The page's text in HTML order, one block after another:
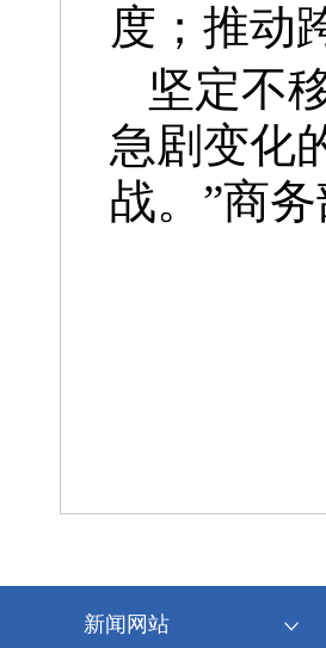
度；推动
坚定不
急剧变化
战。”商
新闻网站